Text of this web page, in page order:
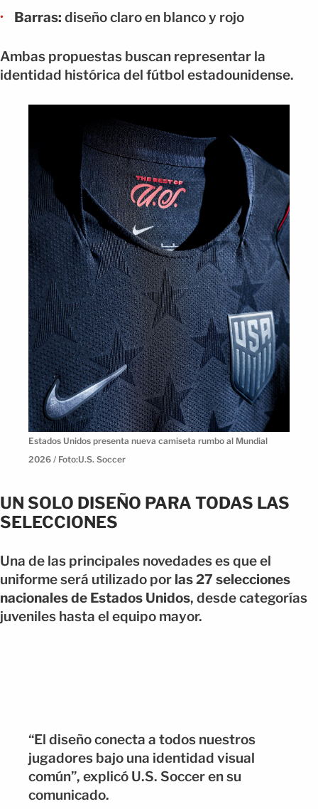
Barras: diseño claro en blanco y rojo
Ambas propuestas buscan representar la
identidad histórica del fútbol estadounidense.
Estados Unidos presenta nueva camiseta rumbo al Mundial
2026 / Foto:U.S. Soccer
UN SOLO DISEÑO PARA TODAS LAS
SELECCIONES
Una de las principales novedades es que el
uniforme será utilizado por las 27 selecciones
nacionales de Estados Unidos, desde categorías
juveniles hasta el equipo mayor.
“El diseño conecta a todos nuestros
jugadores bajo una identidad visual
común”, explicó U.S. Soccer en su
comunicado.